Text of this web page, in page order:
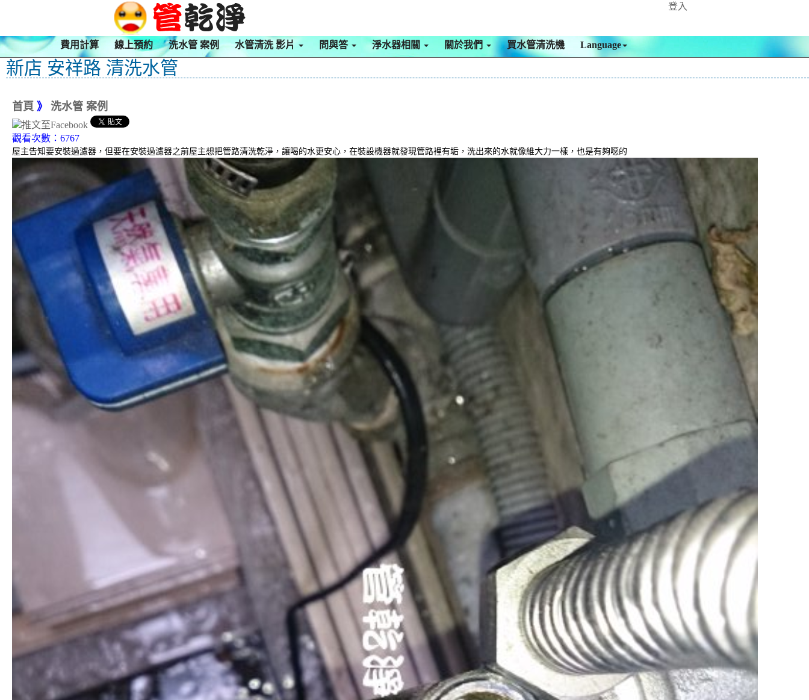
登入
費用計算 線上預約 洗水管 案例 水管清洗 影片 問與答 淨水器相關 關於我們 買水管清洗機 Language
新店 安祥路 清洗水管
首頁 》 洗水管 案例
觀看次數：6767
屋主告知要安裝過濾器，但要在安裝過濾器之前屋主想把管路清洗乾淨，讓喝的水更安心，在裝設機器就發現管路裡有垢，洗出來的水就像維大力一樣，也是有夠噁的